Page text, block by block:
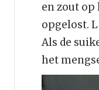
en zout op
opgelost.
Als de
het